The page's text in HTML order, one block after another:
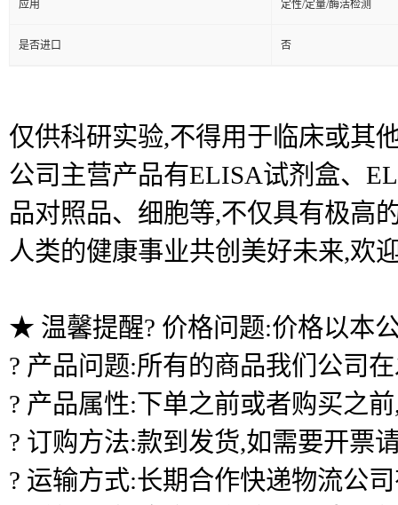
应用 定性/定量/酶活检测
是否进口 否
仅供科研实验,不得用于临床或其
公司主营产品有ELISA试剂盒、
品对照品、细胞等,不仅具有极高
人类的健康事业共创美好未来,欢
★ 温馨提醒? 价格问题:价格以本
? 产品问题:所有的商品我们公司
? 产品属性:下单之前或者购买之
? 订购方法:款到发货,如需要开票
? 运输方式:长期合作快递物流公